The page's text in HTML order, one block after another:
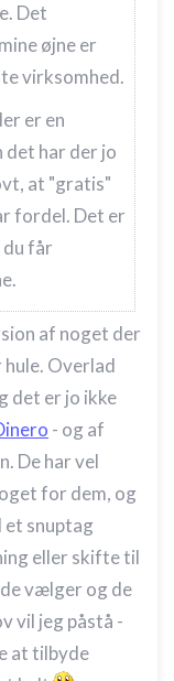
Det
øjne er
virksomhed.
er en
det har der jo
at "gratis"
fordel. Det er
du får
af noget der
Overlad
det er jo ikke
- og af
De har vel
for dem, og
et snuptag
eller skifte til
vælger og de
vil jeg påstå -
at tilbyde